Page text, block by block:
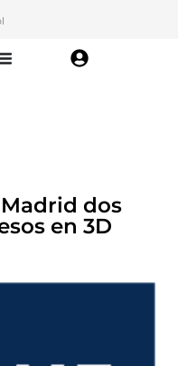
dos
en 3D